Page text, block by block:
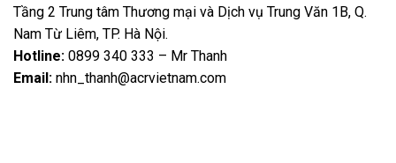
Tầng 2 Trung tâm Thương mại và Dịch vụ Trung Văn 1B, Q.
Nam Từ Liêm, TP. Hà Nội.
Hotline: 0899 340 333 – Mr Thanh
Email: nhn_thanh@acrvietnam.com